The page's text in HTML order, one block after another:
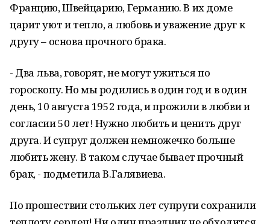
Францию, Швейцарию, Германию. В их доме
царит уют и тепло, а любовь и уважение друг к
другу – основа прочного брака.
- Два льва, говорят, не могут ужиться по
гороскопу. Но мы родились в один год и в один
день, 10 августа 1952 года, и прожили в любви и
согласии 50 лет! Нужно любить и ценить друг
друга. И супруг должен немножечко больше
любить жену. В таком случае бывает прочный
брак, - подметила В.Галявиева.
По прошествии стольких лет супруги сохранили